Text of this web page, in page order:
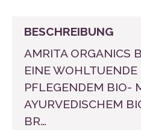
BESCHREIBUNG
AMRITA ORGANICS
EINE WOHLTUENDE
PFLEGENDEM BIO-
AYURVEDISCHEM
BR…